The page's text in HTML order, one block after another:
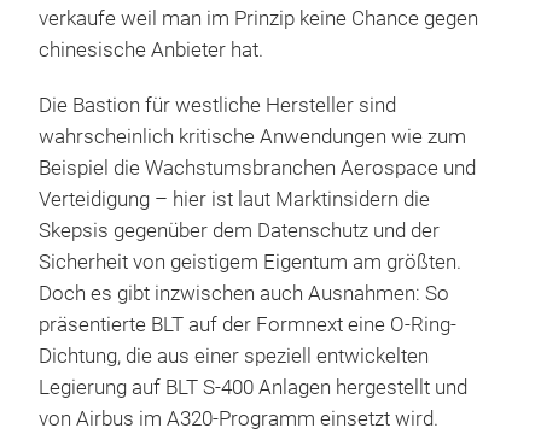
verkaufe weil man im Prinzip keine Chance gegen
chinesische Anbieter hat.
Die Bastion für westliche Hersteller sind
wahrscheinlich kritische Anwendungen wie zum
Beispiel die Wachstumsbranchen Aerospace und
Verteidigung – hier ist laut Marktinsidern die
Skepsis gegenüber dem Datenschutz und der
Sicherheit von geistigem Eigentum am größten.
Doch es gibt inzwischen auch Ausnahmen: So
präsentierte BLT auf der Formnext eine O-Ring-
Dichtung, die aus einer speziell entwickelten
Legierung auf BLT S-400 Anlagen hergestellt und
von Airbus im A320-Programm einsetzt wird.